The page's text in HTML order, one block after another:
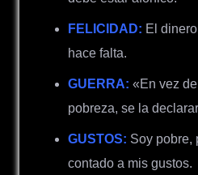
FELICIDAD: El
hace falta.
GUERRA: «En vez
pobreza, se la
GUSTOS: Soy pobre,
contado a mis gustos.